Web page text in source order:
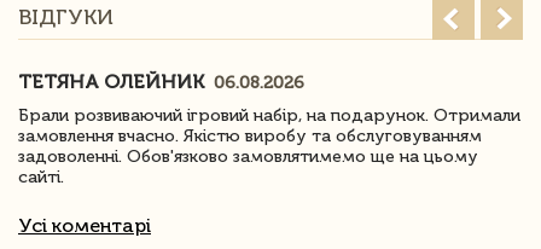
ВІДГУКИ
ТЕТЯНА ОЛЕЙНИК 06.08.2026
Брали розвиваючий ігровий набір, на подарунок. Отримали
замовлення вчасно. Якістю виробу та обслуговуванням
задоволенні. Обов'язково замовлятимемо ще на цьому
сайті.
Усі коментарі